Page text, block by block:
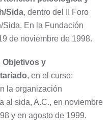
Sida, dentro del II Foro
En la Fundación
de noviembre de 1998.
Objetivos y
, en el curso:
la organización
al sida, A.C., en noviembre
y en agosto de 1999.